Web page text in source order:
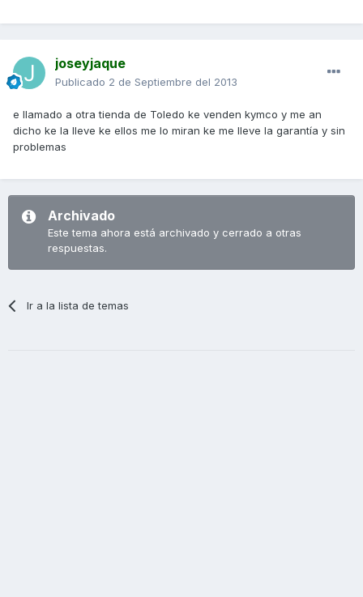
joseyjaque
Publicado 2 de Septiembre del 2013
e llamado a otra tienda de Toledo ke venden kymco y me an
dicho ke la lleve ke ellos me lo miran ke me lleve la garantía y sin
problemas
Archivado
Este tema ahora está archivado y cerrado a otras
respuestas.
Ir a la lista de temas